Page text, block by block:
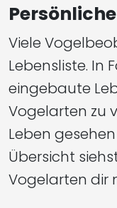
Viele
Lebensliste. In
eingebaute
Vogelarten zu
Leben
Übersicht
Vogelarten dir